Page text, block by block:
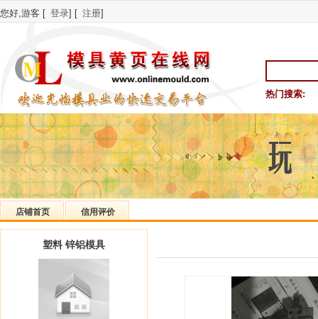
您好,游客 [ 登录] [ 注册]
热门搜索:
店铺首页 信用评价
塑料 锌铝模具